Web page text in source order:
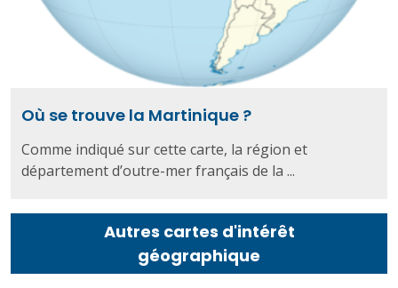
Où se trouve la Martinique ?
Comme indiqué sur cette carte, la région et
département d’outre-mer français de la ...
Autres cartes d'intérêt
géographique